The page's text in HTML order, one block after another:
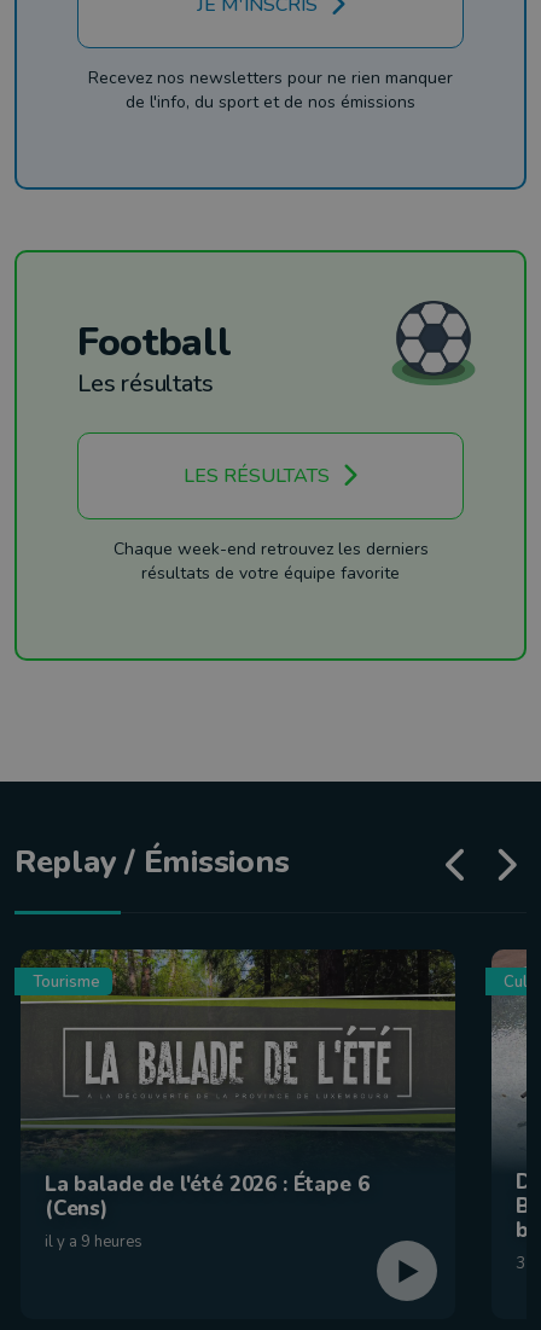
Recevez nos newsletters pour ne rien manquer
de l'info, du sport et de nos émissions
Football
Les résultats
LES RÉSULTATS
Chaque week-end retrouvez les derniers
résultats de votre équipe favorite
Replay / Émissions
Tourisme
La balade de l'été 2026 : Étape 6
(Cens)
il y a 9 heures
31